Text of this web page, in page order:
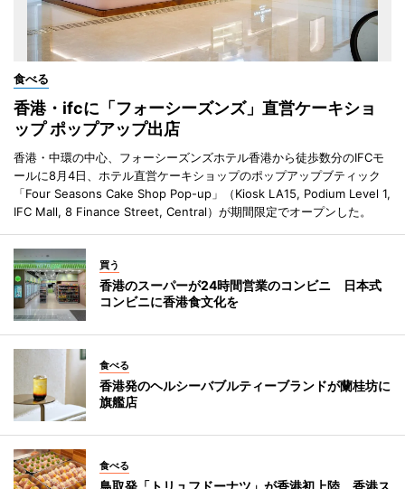
食べる
香港・ifcに「フォーシーズンズ」直営ケーキショ
ップ ポップアップ出店
香港・中環の中心、フォーシーズンズホテル香港から徒歩数分のIFCモ
ールに8月4日、ホテル直営ケーキショップのポップアップブティック
「Four Seasons Cake Shop Pop-up」（Kiosk LA15, Podium Level 1,
IFC Mall, 8 Finance Street, Central）が期間限定でオープンした。
買う
香港のスーパーが24時間営業のコンビニ 日本式
コンビニに香港食文化を
食べる
香港発のヘルシーバブルティーブランドが蘭桂坊に
旗艦店
食べる
鳥取発「トリュフドーナツ」が香港初上陸 香港ス